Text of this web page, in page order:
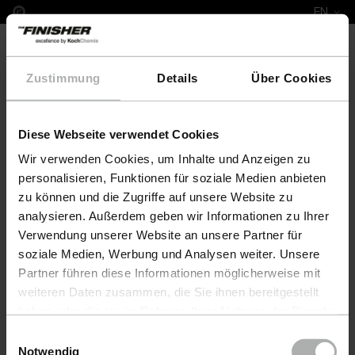
Zustimmung Details Über Cookies
Diese Webseite verwendet Cookies
Wir verwenden Cookies, um Inhalte und Anzeigen zu
personalisieren, Funktionen für soziale Medien anbieten
zu können und die Zugriffe auf unsere Website zu
analysieren. Außerdem geben wir Informationen zu Ihrer
Verwendung unserer Website an unsere Partner für
soziale Medien, Werbung und Analysen weiter. Unsere
Partner führen diese Informationen möglicherweise mit
weiteren Daten zusammen, die Sie ihnen bereitgestellt
Einstellungen zu den Cookies finden Sie unter
Notwendig
EN
Leather Fresh Set XS Beldivani